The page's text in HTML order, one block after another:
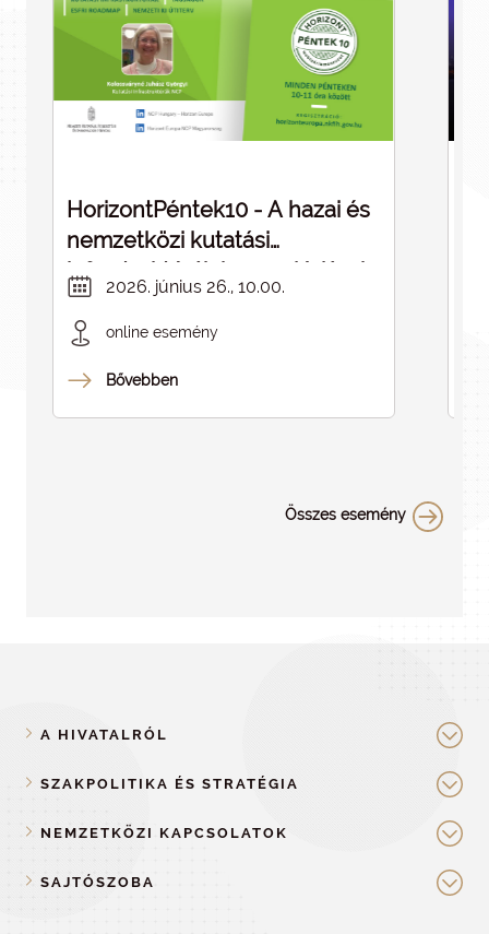
HorizontPéntek10 - A hazai és
nemzetközi kutatási
infrastruktúrák kapcsolódásai -
ELMARAD
2026. június 26., 10.00.
online esemény
Bővebben
Összes esemény
A HIVATALRÓL
SZAKPOLITIKA ÉS STRATÉGIA
NEMZETKÖZI KAPCSOLATOK
SAJTÓSZOBA